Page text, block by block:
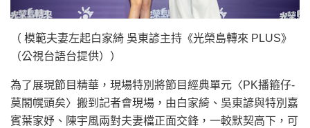
（ 模範夫妻左起白家綺 吳東諺主持《光榮島轉來 PLUS》
（公視台語台提供））
為了展現節目精華，現場特別將節目經典單元〈PK播箍仔-
莫閣幌頭矣〉搬到記者會現場，由白家綺、吳東諺與特別嘉
賓葉家妤、陳宇風兩對夫妻檔正面交鋒，一較默契高下，可